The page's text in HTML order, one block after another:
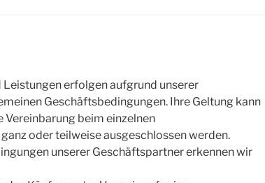
erfolgen aufgrund unserer
Geschäftsbedingungen. Ihre Geltung kann
Vereinbarung beim einzelnen
oder teilweise ausgeschlossen werden.
unserer Geschäftspartner erkennen wir